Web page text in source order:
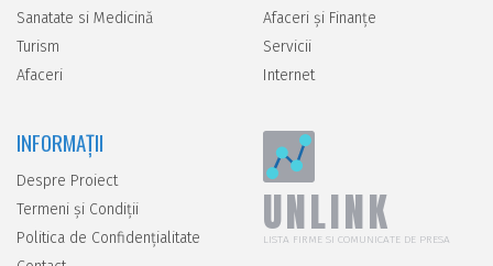
Sanatate si Medicină
Turism
Afaceri
Afaceri şi Finanţe
Servicii
Internet
INFORMAȚII
Despre Proiect
Termeni și Condiții
Politica de Confidențialitate
UNLINK
LISTA FIRME SI COMUNICATE DE PRESA